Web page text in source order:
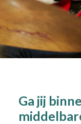
FAQ
Ga jij